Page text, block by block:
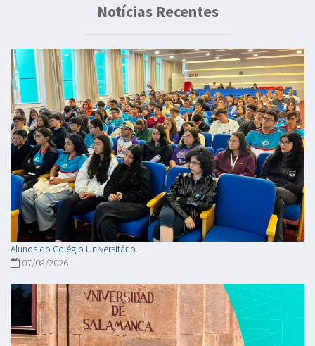
Notícias Recentes
Alunos do Colégio Universitário...
07/08/2026